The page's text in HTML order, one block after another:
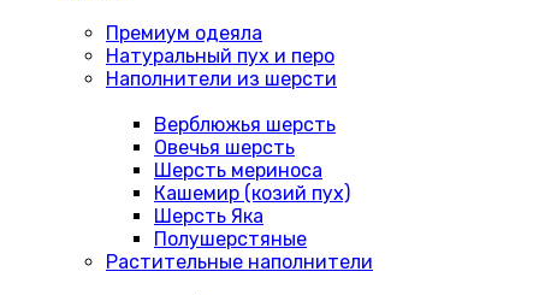
Премиум одеяла
Натуральный пух и перо
Наполнители из шерсти
Верблюжья шерсть
Овечья шерсть
Шерсть мериноса
Кашемир (козий пух)
Шерсть Яка
Полушерстяные
Растительные наполнители